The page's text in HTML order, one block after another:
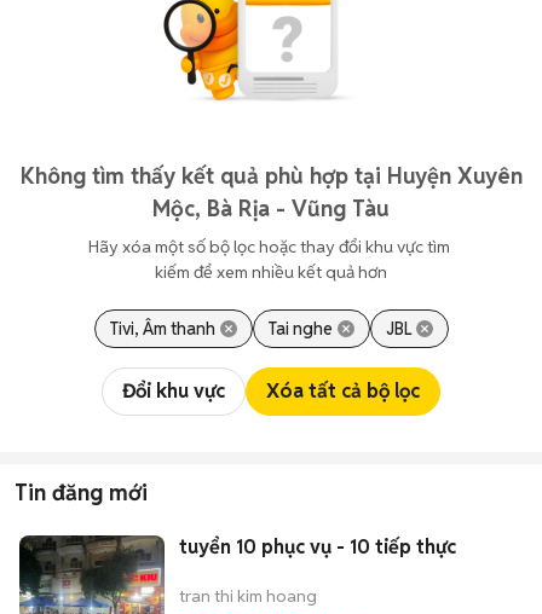
Không tìm thấy kết quả phù hợp tại Huyện Xuyên
Mộc, Bà Rịa - Vũng Tàu
Hãy xóa một số bộ lọc hoặc thay đổi khu vực tìm
kiếm để xem nhiều kết quả hơn
Tivi, Âm thanh Tai nghe JBL
Đổi khu vực Xóa tất cả bộ lọc
Tin đăng mới
tuyển 10 phục vụ - 10 tiếp thực
tran thi kim hoang